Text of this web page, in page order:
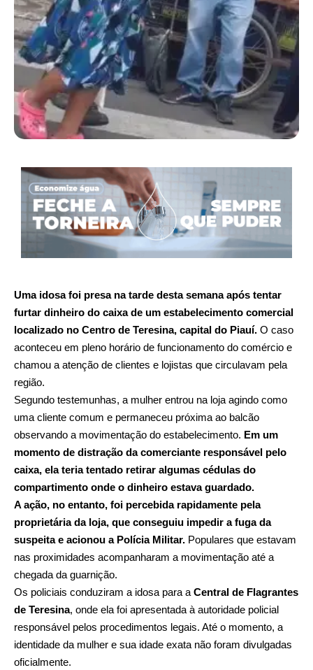
Uma idosa foi presa na tarde desta semana após tentar
furtar dinheiro do caixa de um estabelecimento comercial
localizado no Centro de Teresina, capital do Piauí. O caso
aconteceu em pleno horário de funcionamento do comércio e
chamou a atenção de clientes e lojistas que circulavam pela
região.
Segundo testemunhas, a mulher entrou na loja agindo como
uma cliente comum e permaneceu próxima ao balcão
observando a movimentação do estabelecimento. Em um
momento de distração da comerciante responsável pelo
caixa, ela teria tentado retirar algumas cédulas do
compartimento onde o dinheiro estava guardado.
A ação, no entanto, foi percebida rapidamente pela
proprietária da loja, que conseguiu impedir a fuga da
suspeita e acionou a Polícia Militar. Populares que estavam
nas proximidades acompanharam a movimentação até a
chegada da guarnição.
Os policiais conduziram a idosa para a Central de Flagrantes
de Teresina, onde ela foi apresentada à autoridade policial
responsável pelos procedimentos legais. Até o momento, a
identidade da mulher e sua idade exata não foram divulgadas
oficialmente.